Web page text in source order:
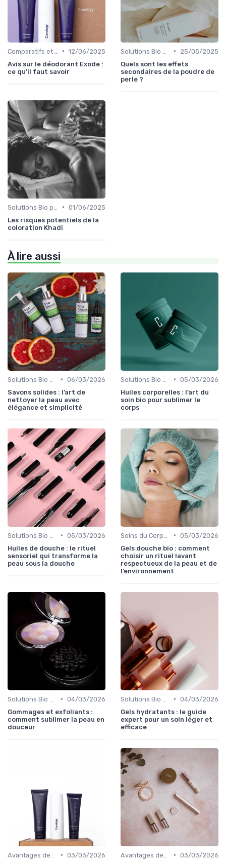
• 12/06/2025
Avis sur le déodorant Exode :
ce qu'il faut savoir
•
25/05/2025
Quels sont les effets
secondaires de la poudre de
perle ?
• 01/06/2025
Les risques potentiels de la
coloration Khadi
À lire aussi
• 06/03/2026
Savons solides : l’art de
nettoyer la peau avec
élégance et simplicité
• 05/03/2026
Huiles corporelles : l’art du
soin bio pour sublimer le
corps
• 05/03/2026
Huiles de douche : le rituel
sensoriel qui transforme la
peau sous la douche
• 05/03/2026
Gels douche bio : comment
choisir un rituel lavant
respectueux de la peau et de
l’environnement
• 04/03/2026
Gommages et exfoliants :
comment sublimer la peau en
douceur
• 04/03/2026
Gels hydratants : le guide
expert pour un soin léger et
efficace
• 03/03/2026
• 03/03/2026